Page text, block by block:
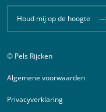
Houd mij op de hoogte
Juridische
© Pels Rijcken
Algemene voorwaarden
Privacyverklaring